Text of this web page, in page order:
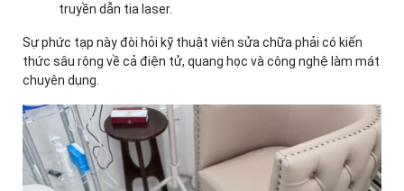
truyền dẫn tia laser.
Sự phức tạp này đòi hỏi kỹ thuật viên sửa chữa phải có kiến
thức sâu rộng về cả điện tử, quang học và công nghệ làm mát
chuyên dụng.